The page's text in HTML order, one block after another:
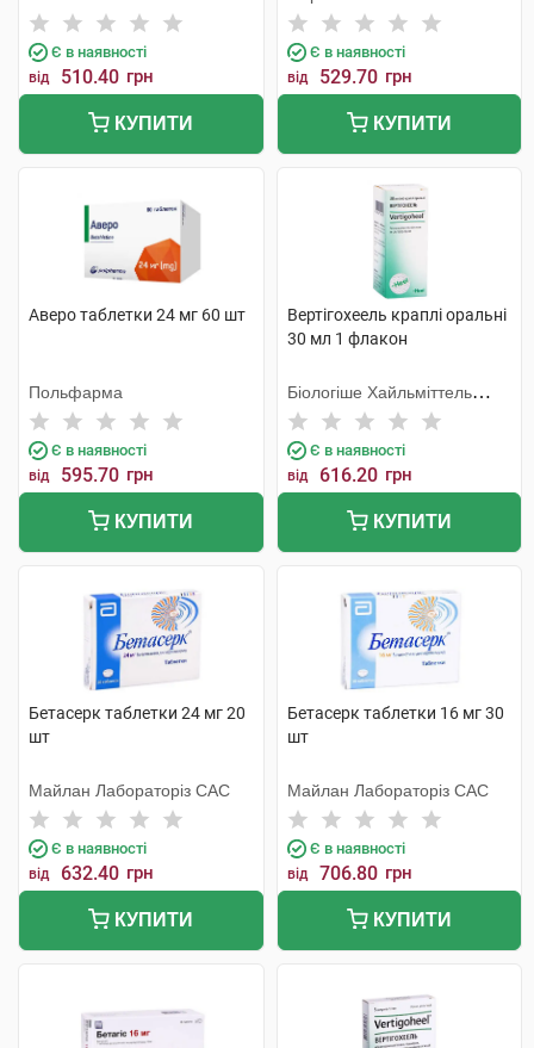
Шорндорф ГмбХ
Є в наявності
від 510.40 грн
КУПИТИ
Є в наявності
від 529.70 грн
КУПИТИ
Аверо таблетки 24 мг 60 шт
Польфарма
Є в наявності
від 595.70 грн
КУПИТИ
Вертігохеель краплі оральні
30 мл 1 флакон
Біологіше Хайльміттель
Хеель
Є в наявності
від 616.20 грн
КУПИТИ
Бетасерк таблетки 24 мг 20
шт
Майлан Лабораторіз САС
Є в наявності
від 632.40 грн
КУПИТИ
Бетасерк таблетки 16 мг 30
шт
Майлан Лабораторіз САС
Є в наявності
від 706.80 грн
КУПИТИ